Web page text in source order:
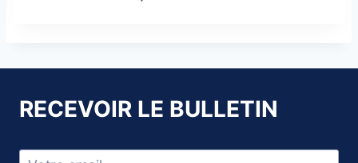
RECEVOIR LE BULLETIN